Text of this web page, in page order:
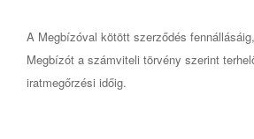
A Megbízóval kötött szerződés
Megbízót a számviteli törvény szerint
iratmegőrzési időig.